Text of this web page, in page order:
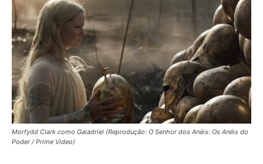
Morfydd Clark como Galadriel (Reprodução: O Senhor dos Anéis: Os Anéis do
Poder / Prime Video)